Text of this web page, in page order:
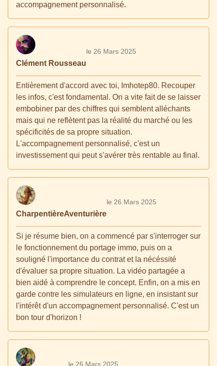
accompagnement personnalisé.
Clément Rousseau
le 26 Mars 2025
Entièrement d'accord avec toi, Imhotep80. Recouper
les infos, c'est fondamental. On a vite fait de se laisser
embobiner par des chiffres qui semblent alléchants
mais qui ne reflètent pas la réalité du marché ou les
spécificités de sa propre situation.
L'accompagnement personnalisé, c'est un
investissement qui peut s'avérer très rentable au final.
CharpentièreAventurière
le 26 Mars 2025
Si je résume bien, on a commencé par s'interroger sur
le fonctionnement du portage immo, puis on a
souligné l'importance du contrat et la nécéssité
d'évaluer sa propre situation. La vidéo partagée a
bien aidé à comprendre le concept. Enfin, on a mis en
garde contre les simulateurs en ligne, en insistant sur
l'intérêt d'un accompagnement personnalisé. C'est un
bon tour d'horizon !
le 26 Mars 2025